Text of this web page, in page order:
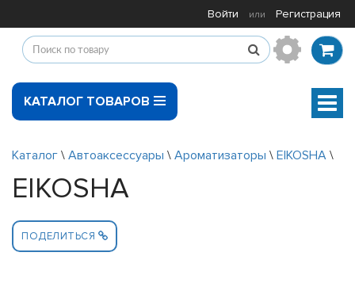
Войти или Регистрация
КАТАЛОГ ТОВАРОВ
Каталог \ Автоаксессуары \ Ароматизаторы \ EIKOSHA \
EIKOSHA
ПОДЕЛИТЬСЯ